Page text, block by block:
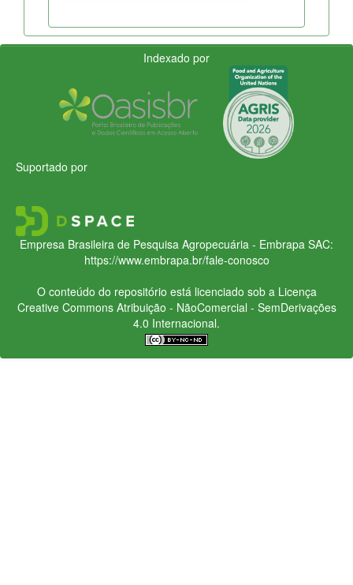
Indexado por
Suportado por
Empresa Brasileira de Pesquisa Agropecuária - Embrapa SAC:
https://www.embrapa.br/fale-conosco
O conteúdo do repositório está licenciado sob a Licença
Creative CommonsAtribuição - NãoComercial - SemDerivações
4.0 Internacional.